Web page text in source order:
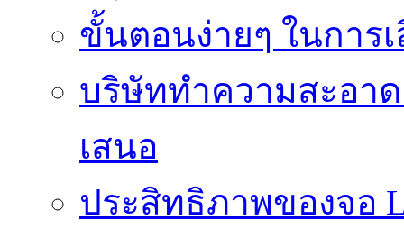
ขั้นตอนง่ายๆ ในการ
บริษัททำความสะอา
เสนอ
ประสิทธิภาพของจอ